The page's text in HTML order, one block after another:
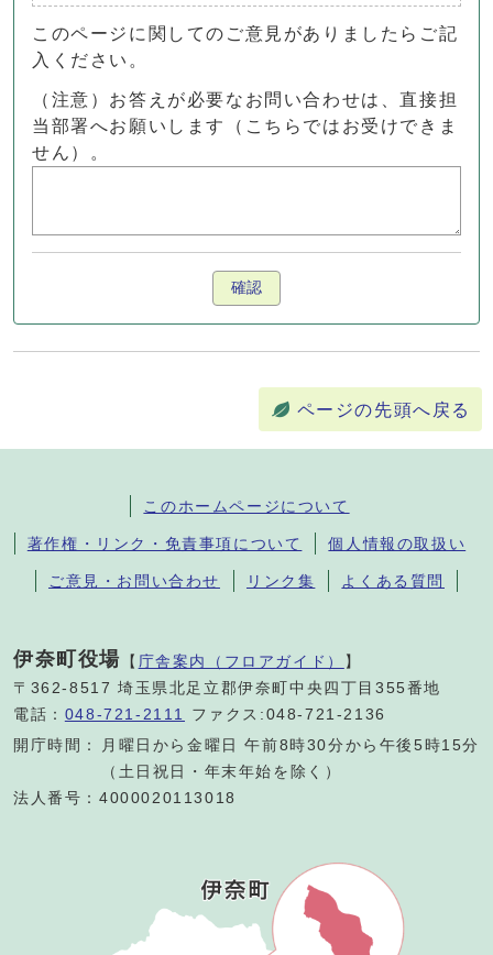
このページに関してのご意見がありましたらご記
入ください。
（注意）お答えが必要なお問い合わせは、直接担
当部署へお願いします（こちらではお受けできま
せん）。
確認
ページの先頭へ戻る
このホームページについて
著作権・リンク・免責事項について 個人情報の取扱い
ご意見・お問い合わせ リンク集 よくある質問
伊奈町役場 【 庁舎案内（フロアガイド） 】
〒362-8517 埼玉県北足立郡伊奈町中央四丁目355番地
電話： 048-721-2111
ファクス:048-721-2136
開庁時間：
月曜日から金曜日 午前8時30分から午後5時15分
（土日祝日・年末年始を除く）
法人番号：4000020113018